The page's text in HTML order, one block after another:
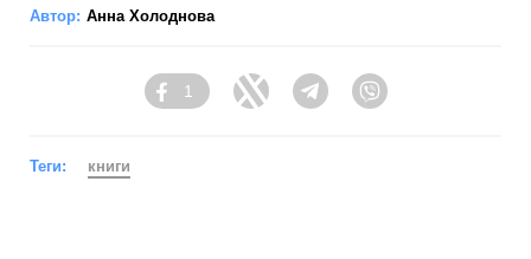
Автор: Анна Холоднова
Facebook
1
Twitter TelegramViber
Теги: книги